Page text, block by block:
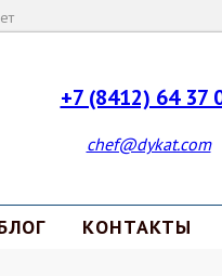
+7 (8412) 64 37
chef@dykat.com
КОНТАКТЫ